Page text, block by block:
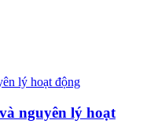
nguyên lý hoạt